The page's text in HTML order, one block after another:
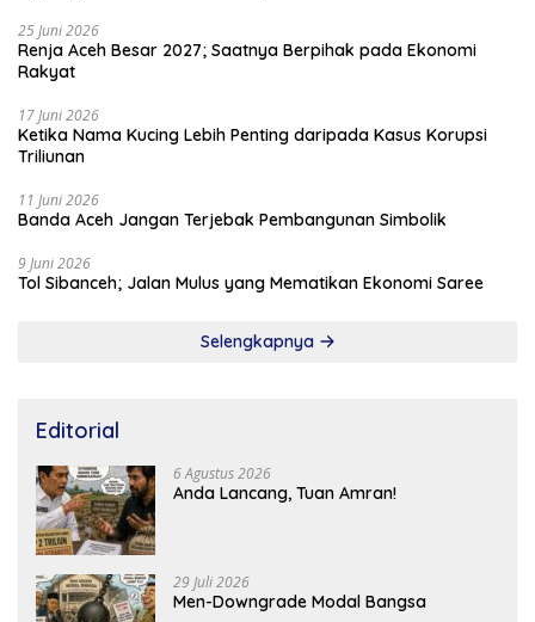
25 Juni 2026
Renja Aceh Besar 2027; Saatnya Berpihak pada Ekonomi
Rakyat
17 Juni 2026
Ketika Nama Kucing Lebih Penting daripada Kasus Korupsi
Triliunan
11 Juni 2026
Banda Aceh Jangan Terjebak Pembangunan Simbolik
9 Juni 2026
Tol Sibanceh; Jalan Mulus yang Mematikan Ekonomi Saree
Selengkapnya
Editorial
6 Agustus 2026
Anda Lancang, Tuan Amran!
29 Juli 2026
Men-Downgrade Modal Bangsa